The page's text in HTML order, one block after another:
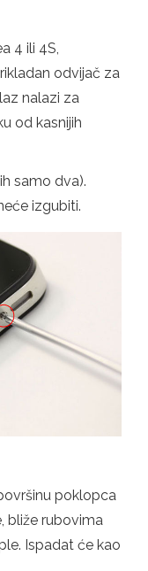
4 ili 4S,
odvijač za
nalazi za
od kasnijih
samo dva).
izgubiti.
poklopca
bliže rubovima
Ispadat će kao